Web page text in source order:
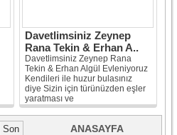
Davetlimsiniz Zeynep
Rana Tekin & Erhan A..
Davetlimsiniz Zeynep Rana
Tekin & Erhan Algül Evleniyoruz
Kendileri ile huzur bulasınız
diye Sizin için türünüzden eşler
yaratması ve
arasında...[Devamı]
Son ANASAYFA